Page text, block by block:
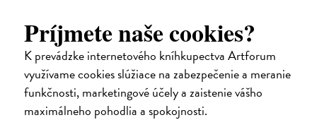
Príjmete naše cookies?
K prevádzke internetového kníhkupectva Artforum
využívame cookies slúžiace na zabezpečenie a meranie
funkčnosti, marketingové účely a zaistenie vášho
maximálneho pohodlia a spokojnosti.
Trpkejšia ako smrť je žena